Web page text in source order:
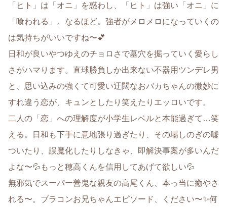
「ヒト」は「オニ」を惑わし、「ヒト」は強い「オニ」に
「喰われる」。なるほど。強者がメロメロになっていくの
は気持ちがいいですね〜💕
日和が良いやつゆえのチョロさで墓穴を掘っていく愛らし
さがハマります。直球勝負しか出来ない不器用ツンデレ男
と、思い込みの強くて可愛い迂闊なおバカちゃんの微妙に
すれ違う恋が、キュンとしたり笑えたりエッロいです。
二人の「恋」への理解度が小学生レベルと本能過ぎて…笑
える。日和も下手に意地張り過ぎたり、その場しのぎの嘘
ついたり、誤魔化したりしなきゃ、即解決事案が多いんだ
よな〜💦もっと穂高くんを信用してあげて欲しい💦
無邪気でスーパー善鬼な親友の高尾くん、本っ当に癒やさ
れる〜。ブラコンお兄ちゃんエピソード、ください〜✨何